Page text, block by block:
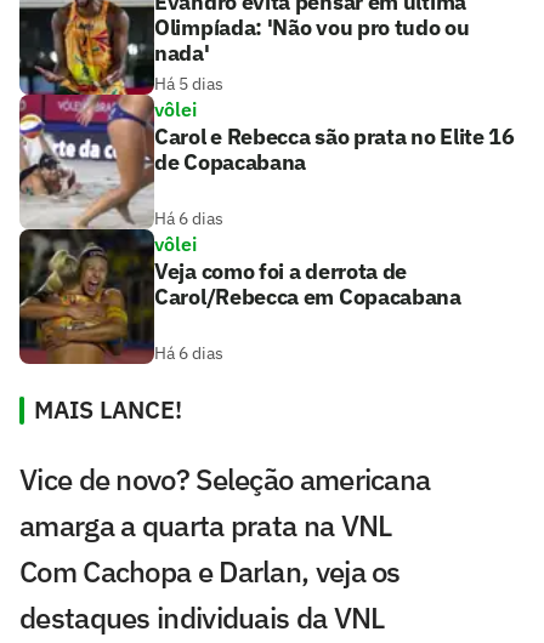
Olimpíada: 'Não vou pro tudo ou
nada'
Há 5 dias
vôlei
Carol e Rebecca são prata no Elite 16
de Copacabana
Há 6 dias
vôlei
Veja como foi a derrota de
Carol/Rebecca em Copacabana
Há 6 dias
MAIS LANCE!
Vice de novo? Seleção americana
amarga a quarta prata na VNL
Com Cachopa e Darlan, veja os
destaques individuais da VNL